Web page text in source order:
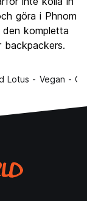
göra i Phnom
kompletta
backpackers.
Lotus - Vegan -